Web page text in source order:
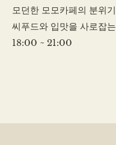
모던한 모모카페의 분위
씨푸드와 입맛을 사로잡
18:00 ~ 21:00